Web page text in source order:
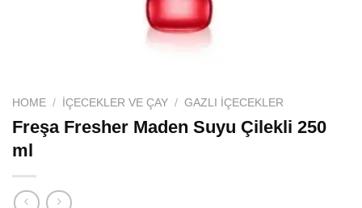
HOME / İÇECEKLER VE ÇAY / GAZLI İÇECEKLER
Freşa Fresher Maden Suyu Çilekli 250
ml